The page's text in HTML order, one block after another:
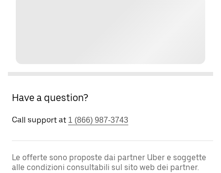
Have a question?
Call support at 1 (866) 987-3743
Le offerte sono proposte dai partner Uber e soggette
alle condizioni consultabili sul sito web dei partner.